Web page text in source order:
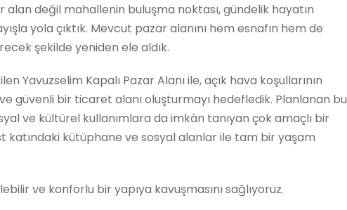
alan değil mahallenin buluşma noktası, gündelik hayatın
yola çıktık. Mevcut pazar alanını hem esnafın hem de
şekilde yeniden ele aldık.
Yavuzselim Kapalı Pazar Alanı ile, açık hava koşullarının
güvenli bir ticaret alanı oluşturmayı hedefledik. Planlanan bu
ve kültürel kullanımlara da imkân tanıyan çok amaçlı bir
katındaki kütüphane ve sosyal alanlar ile tam bir yaşam
ve konforlu bir yapıya kavuşmasını sağlıyoruz.